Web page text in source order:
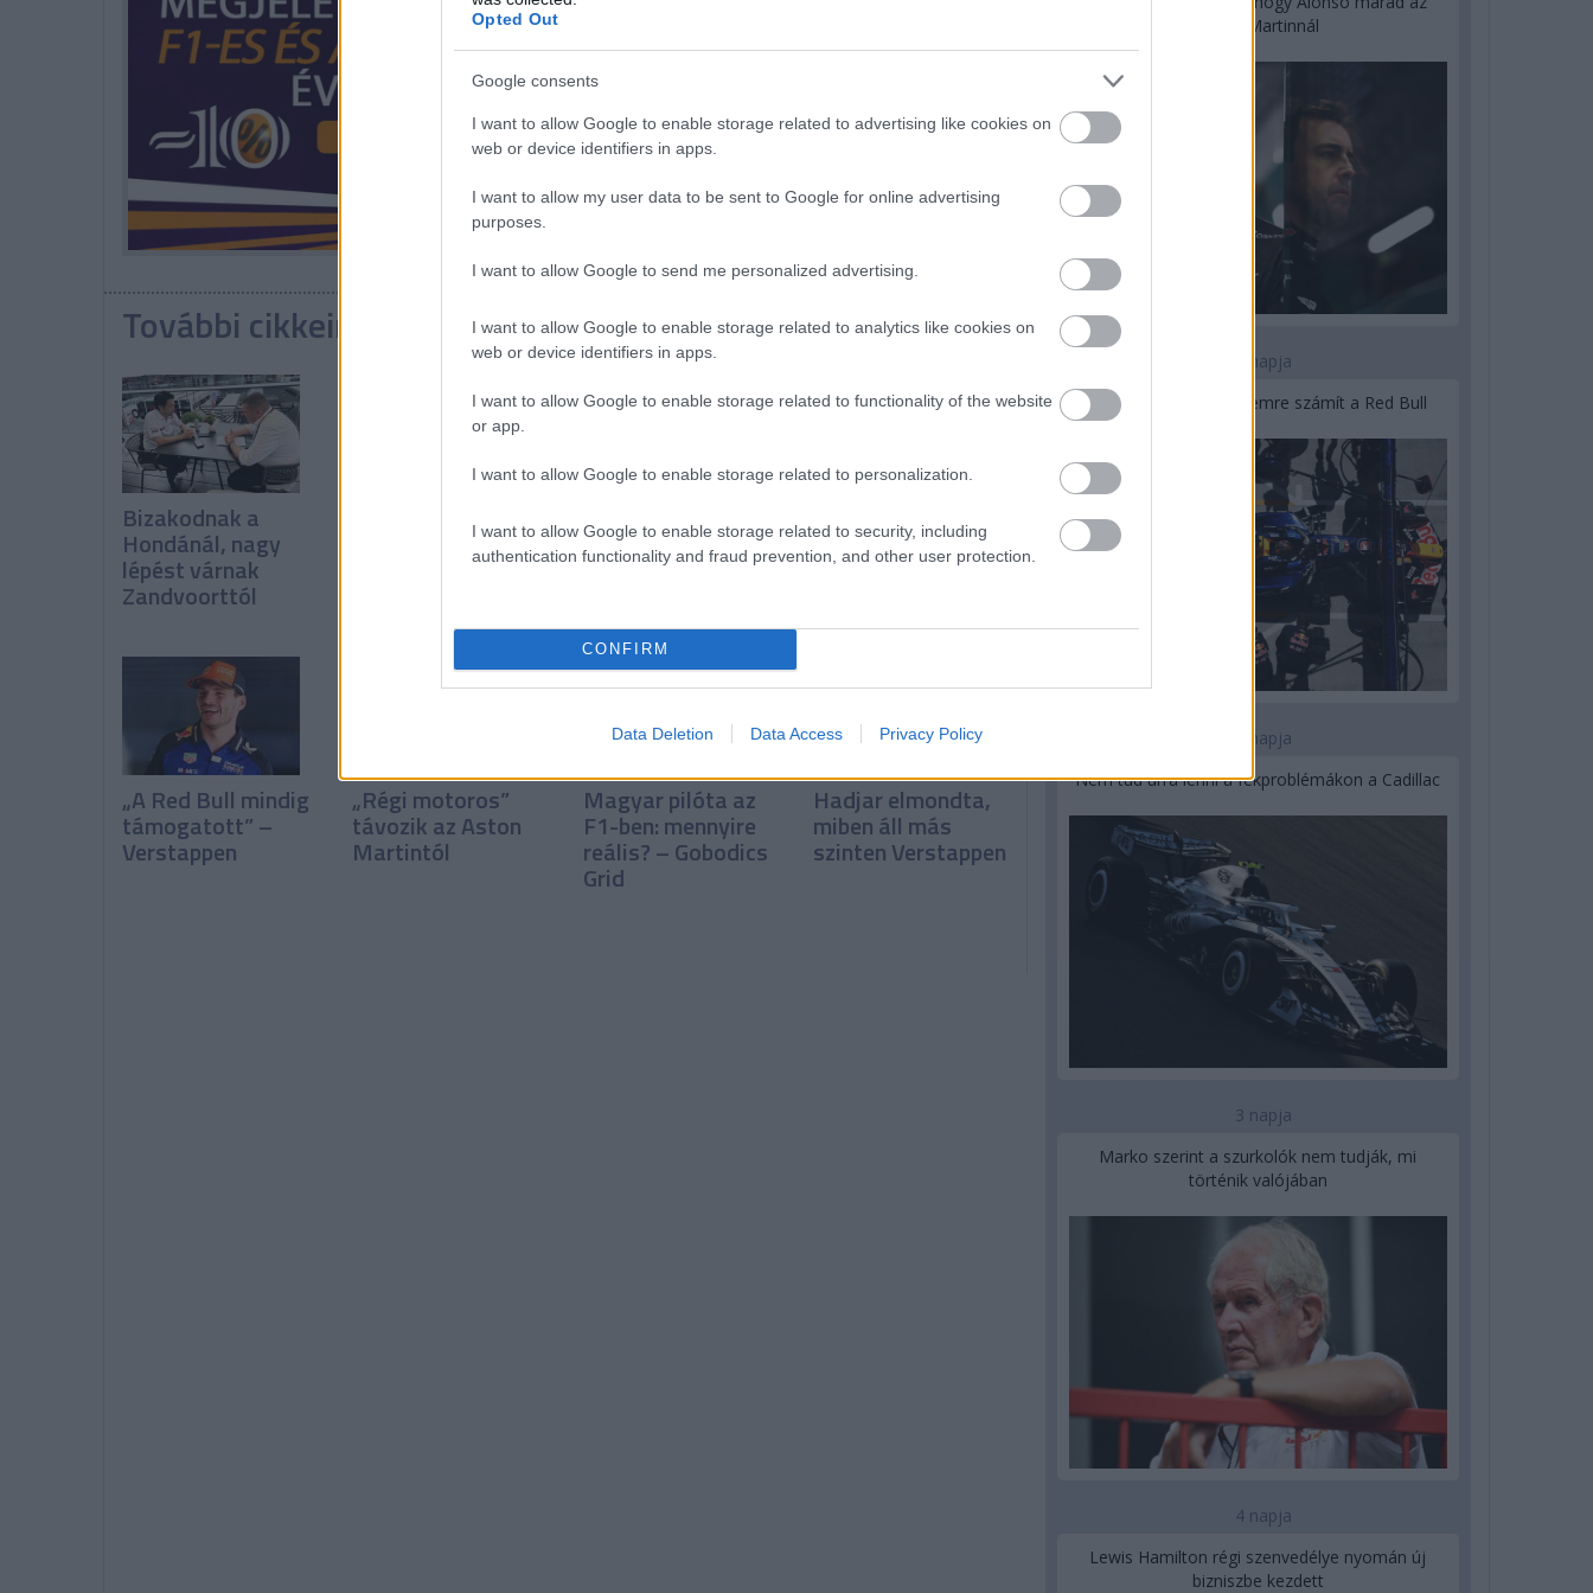
Opted Out
Google consents
I want to allow Google to enable storage related to advertising like cookies on
web or device identifiers in apps.
I want to allow my user data to be sent to Google for online advertising
purposes.
I want to allow Google to send me personalized advertising.
I want to allow Google to enable storage related to analytics like cookies on
web or device identifiers in apps.
I want to allow Google to enable storage related to functionality of the website
or app.
I want to allow Google to enable storage related to personalization.
I want to allow Google to enable storage related to security, including
authentication functionality and fraud prevention, and other user protection.
CONFIRM
Data Deletion Data Access Privacy Policy
További cikkeink a témában
Bizakodnak a
Hondánál, nagy
lépést várnak
Zandvoorttól
folyamatosan így
fejleszteni a
Red Bull: Óriási a
javulás az év
elejéhez képest
Miért az
algoritmusok
dolgoznak az F1-
„A Red Bull mindig
támogatott” –
Verstappen
„Régi motoros”
távozik az Aston
Martintól
Magyar pilóta az
F1-ben: mennyire
reális? – Gobodics
Grid
Hadjar elmondta,
miben áll más
szinten Verstappen
Aston Martinnál
2 napja
Lassuló fejlesztési ütemre számít a Red Bull
2 napja
Nem tud úrrá lenni a fékproblémákon a Cadillac
3 napja
Marko szerint a szurkolók nem tudják, mi
történik valójában
4 napja
Lewis Hamilton régi szenvedélye nyomán új
bizniszbe kezdett